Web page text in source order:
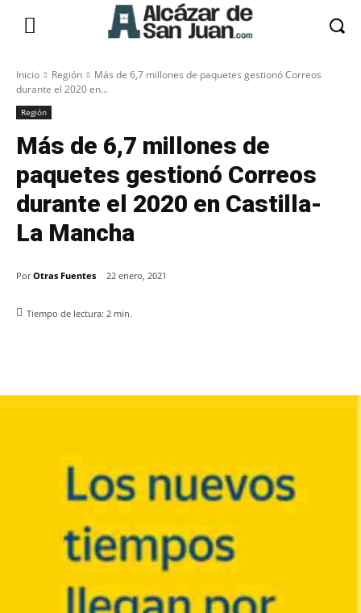
Inicio Región
Más de 6,7 millones de paquetes gestionó Correos
durante el 2020 en...
Región
Más de 6,7 millones de
paquetes gestionó Correos
durante el 2020 en Castilla-
La Mancha
Por Otras Fuentes 22 enero, 2021
Tiempo de lectura: 2 min.